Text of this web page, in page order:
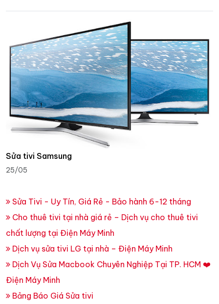
Sửa tivi Samsung
25/05
Sửa Tivi - Uy Tín, Giá Rẻ - Bảo hành 6-12 tháng
Cho thuê tivi tại nhà giá rẻ – Dịch vụ cho thuê tivi
chất lượng tại Điện Máy Minh
Dịch vụ sửa tivi LG tại nhà – Điện Máy Minh
Dịch Vụ Sửa Macbook Chuyên Nghiệp Tại TP. HCM ❤️
Điện Máy Minh
Bảng Báo Giá Sửa tivi